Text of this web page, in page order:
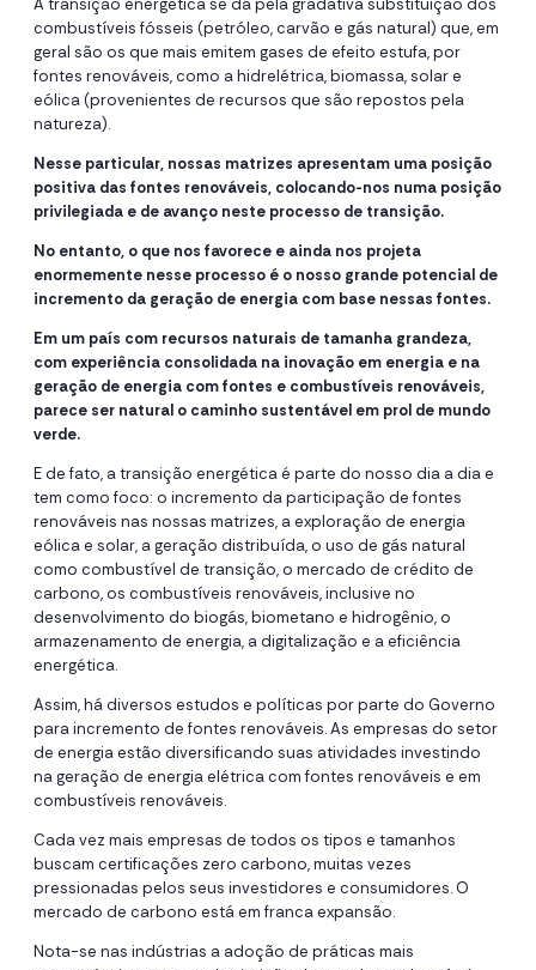
combustíveis fósseis (petróleo, carvão e gás natural) que, em
geral são os que mais emitem gases de efeito estufa, por
fontes renováveis, como a hidrelétrica, biomassa, solar e
eólica (provenientes de recursos que são repostos pela
natureza).
Nesse particular, nossas matrizes apresentam uma posição
positiva das fontes renováveis, colocando-nos numa posição
privilegiada e de avanço neste processo de transição.
No entanto, o que nos favorece e ainda nos projeta
enormemente nesse processo é o nosso grande potencial de
incremento da geração de energia com base nessas fontes.
Em um país com recursos naturais de tamanha grandeza,
com experiência consolidada na inovação em energia e na
geração de energia com fontes e combustíveis renováveis,
parece ser natural o caminho sustentável em prol de mundo
verde.
E de fato, a transição energética é parte do nosso dia a dia e
tem como foco: o incremento da participação de fontes
renováveis nas nossas matrizes, a exploração de energia
eólica e solar, a geração distribuída, o uso de gás natural
como combustível de transição, o mercado de crédito de
carbono, os combustíveis renováveis, inclusive no
desenvolvimento do biogás, biometano e hidrogênio, o
armazenamento de energia, a digitalização e a eficiência
energética.
Assim, há diversos estudos e políticas por parte do Governo
para incremento de fontes renováveis. As empresas do setor
de energia estão diversificando suas atividades investindo
na geração de energia elétrica com fontes renováveis e em
combustíveis renováveis.
Cada vez mais empresas de todos os tipos e tamanhos
buscam certificações zero carbono, muitas vezes
pressionadas pelos seus investidores e consumidores. O
mercado de carbono está em franca expansão.
Nota-se nas indústrias a adoção de práticas mais